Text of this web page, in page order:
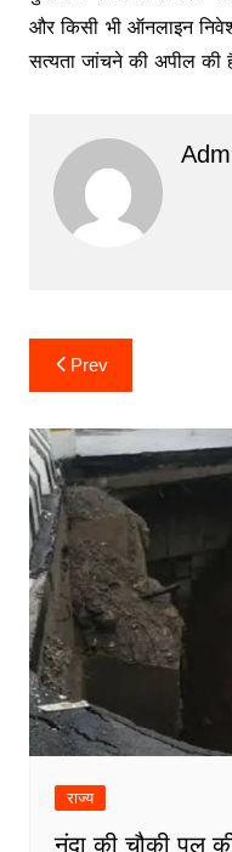
और किसी भी ऑनलाइन
सत्यता जांचने की अपील की
Post
navigation
Prev
राज्य
नंदा की चौकी पुल